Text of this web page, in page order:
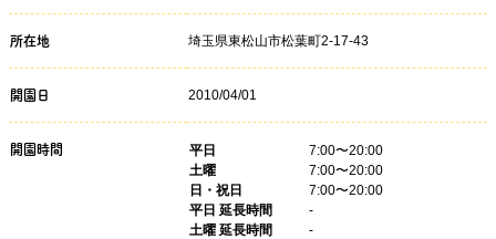
所在地 埼玉県東松山市松葉町2-17-43
開園日 2010/04/01
開園時間 平日
7:00〜20:00
土曜
7:00〜20:00
日・祝日
7:00〜20:00
平日 延長時間
-
土曜 延長時間
-